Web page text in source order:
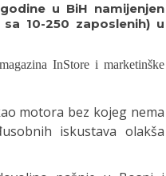
u BiH namijenjen
10-250 zaposlenih) u
InStore i marketinške
motora bez kojeg nema
iskustava olakša